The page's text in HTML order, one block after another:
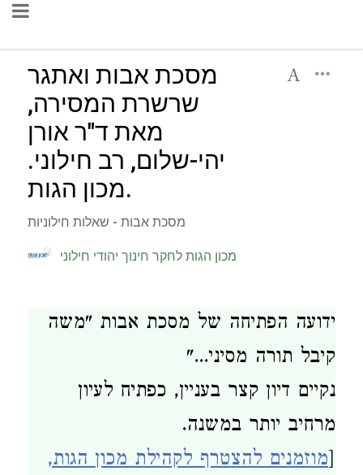
מסכת אבות ואתגר
שרשרת המסירה,
מאת ד"ר אורן
יהי-שלום, רב חילוני.
מכון הגות.
מסכת אבות - שאלות חילוניות
מכון הגות לחקר חינוך יהודי חילוני
ידועה הפתיחה של מסכת אבות "משה
קיבל תורה מסיני..."
נקיים דיון קצר בעניין, כפתיח לעיון
מרחיב יותר במשנה.
[מוזמנים להצטרף לקהילת מכון הגות,